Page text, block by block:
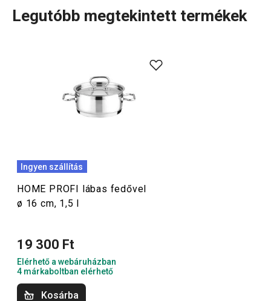
minőségű rozsdamentes acélból készült edények
és professzionális konyhákhoz egyaránt. A HOME PROFI
termékcsalád a gondtalan főzés garanciája.
Főzés
Legutóbb megtekintett termékek
Ingyen szállítás
HOME PROFI lábas fedővel
ø 16 cm, 1,5 l
19 300 Ft
Elérhető a webáruházban
4 márkaboltban elérhető
Kosárba